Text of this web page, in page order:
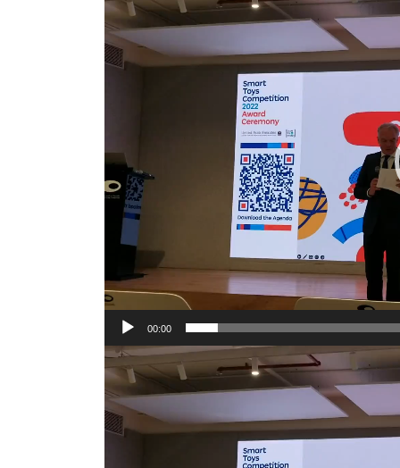
画
プ
レ
00:00
動
画
プ
レ